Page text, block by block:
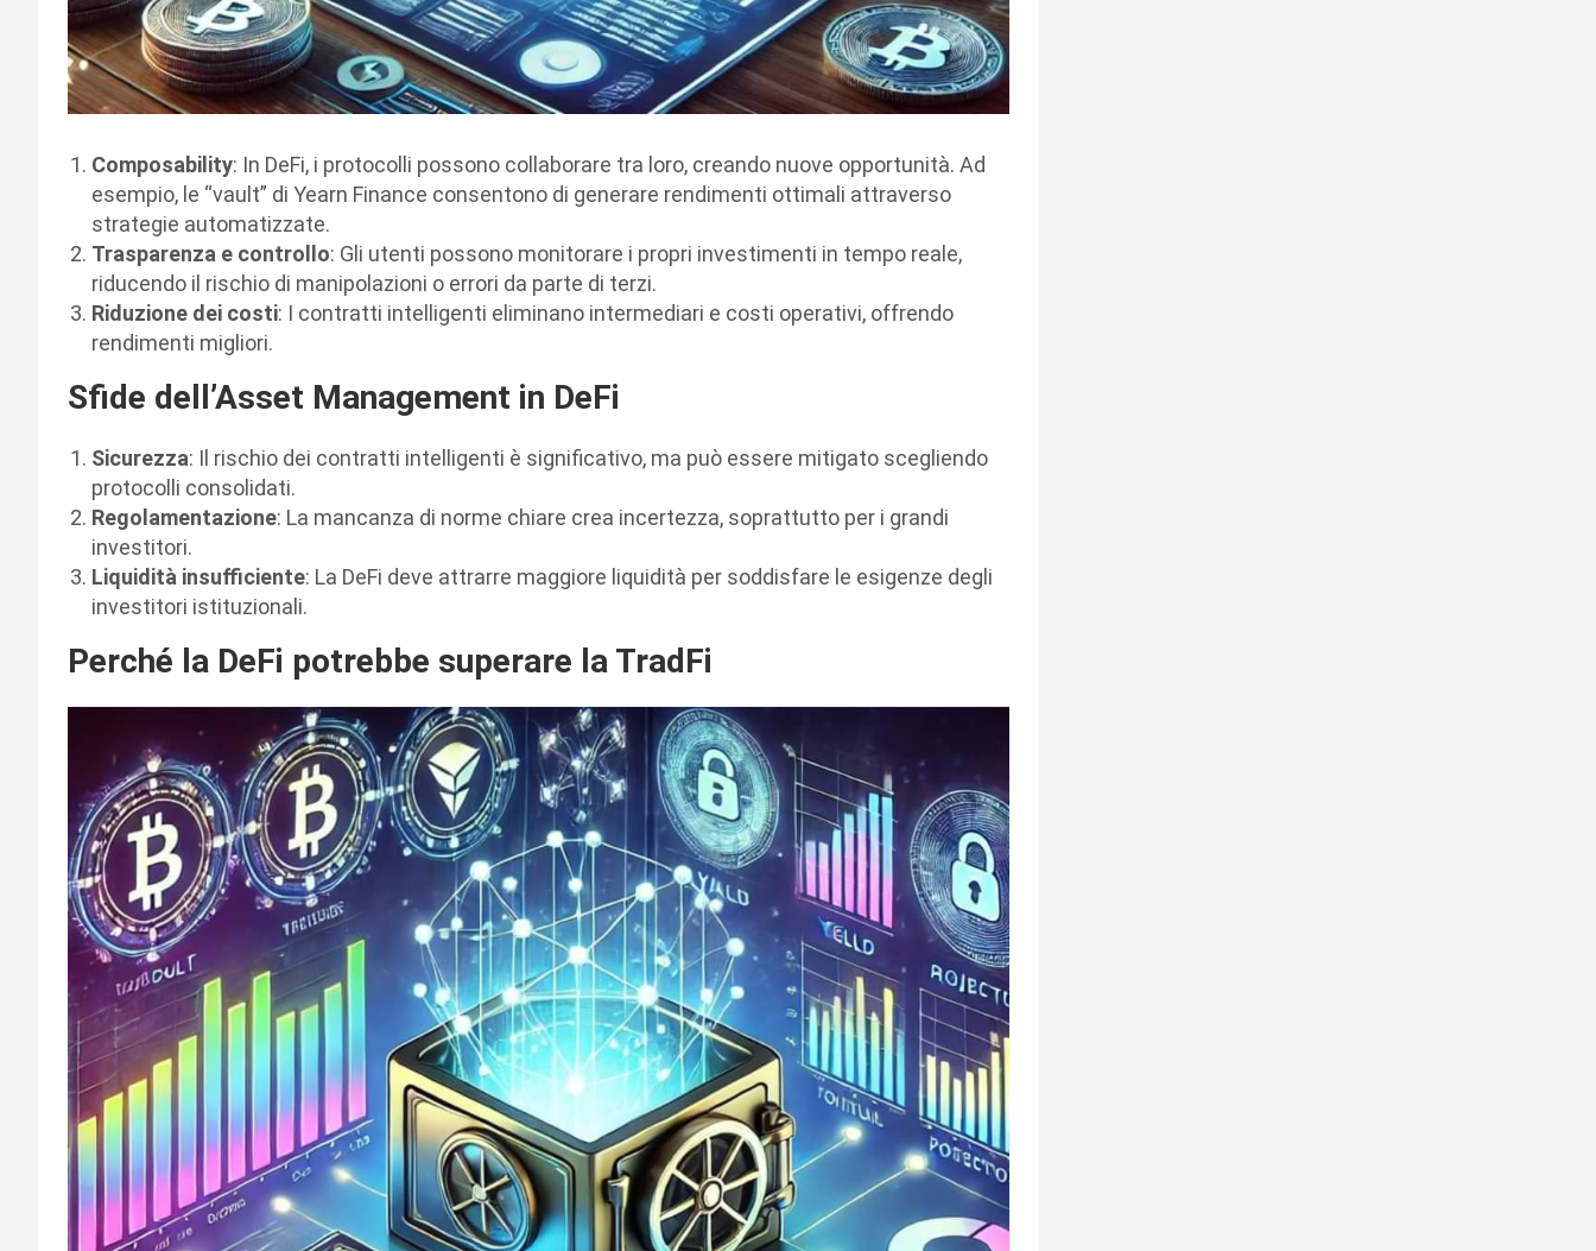
Composability: In DeFi, i protocolli possono collaborare tra loro, creando nuove opportunità. Ad
esempio, le “vault” di Yearn Finance consentono di generare rendimenti ottimali attraverso
strategie automatizzate.
Trasparenza e controllo: Gli utenti possono monitorare i propri investimenti in tempo reale,
riducendo il rischio di manipolazioni o errori da parte di terzi.
Riduzione dei costi: I contratti intelligenti eliminano intermediari e costi operativi, offrendo
rendimenti migliori.
Sfide dell’Asset Management in DeFi
Sicurezza: Il rischio dei contratti intelligenti è significativo, ma può essere mitigato scegliendo
protocolli consolidati.
Regolamentazione: La mancanza di norme chiare crea incertezza, soprattutto per i grandi
investitori.
Liquidità insufficiente: La DeFi deve attrarre maggiore liquidità per soddisfare le esigenze degli
investitori istituzionali.
Perché la DeFi potrebbe superare la TradFi